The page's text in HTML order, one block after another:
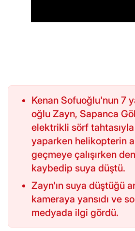
Kenan Sofuoğlu'nun 7
oğlu Zayn, Sapanca
elektrikli sörf
yaparken helikopterin
geçmeye çalışırken
kaybedip suya düştü.
Zayn'ın suya düştüğü
kameraya yansıdı ve
medyada ilgi gördü.